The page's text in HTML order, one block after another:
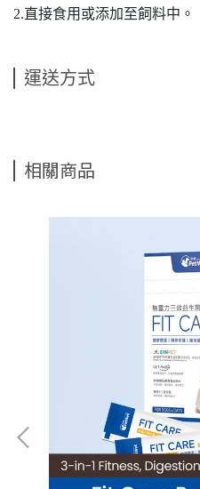
2.直接食用或添加至飼料中。
運送方式
相關商品